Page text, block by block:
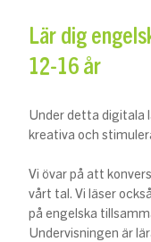
Lär dig
12-16 år
Under detta digitala
kreativa och
Vi övar på att
vårt tal. Vi läser
på engelska
Undervisningen är